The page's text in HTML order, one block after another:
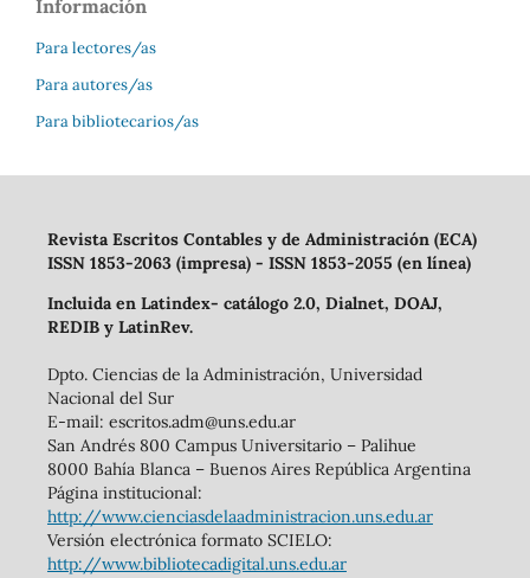
Información
Para lectores/as
Para autores/as
Para bibliotecarios/as
Revista Escritos Contables y de Administración (ECA)
ISSN 1853-2063 (impresa) - ISSN 1853-2055 (en línea)
Incluida en Latindex- catálogo 2.0, Dialnet, DOAJ,
REDIB y LatinRev.
Dpto. Ciencias de la Administración, Universidad
Nacional del Sur
E-mail: escritos.adm@uns.edu.ar
San Andrés 800 Campus Universitario – Palihue
8000 Bahía Blanca – Buenos Aires República Argentina
Página institucional:
http://www.cienciasdelaadministracion.uns.edu.ar
Versión electrónica formato SCIELO:
http://www.bibliotecadigital.uns.edu.ar